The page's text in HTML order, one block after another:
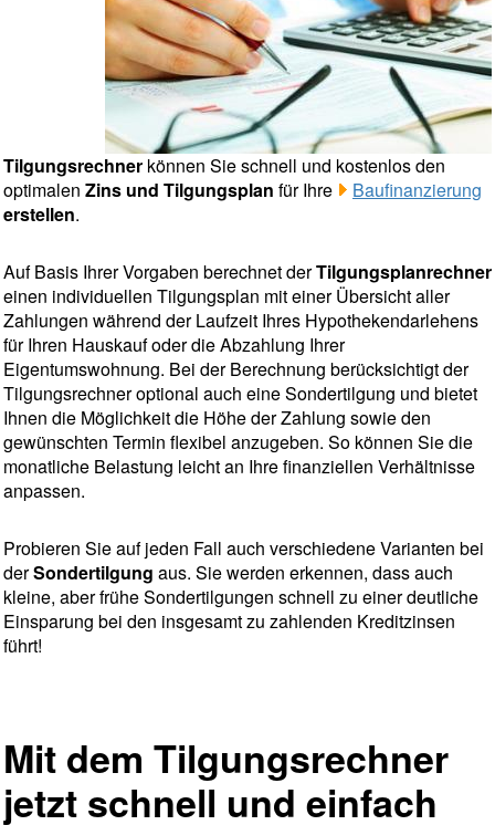
Tilgungsrechner können Sie schnell und kostenlos den
optimalen Zins und Tilgungsplan für Ihre
Baufinanzierung
erstellen.
Auf Basis Ihrer Vorgaben berechnet derTilgungsplanrechner
einen individuellen Tilgungsplan mit einer Übersicht aller
Zahlungen während der Laufzeit Ihres Hypothekendarlehens
für Ihren Hauskauf oder die Abzahlung Ihrer
Eigentumswohnung. Bei der Berechnung berücksichtigt der
Tilgungsrechner optional auch eine Sondertilgung und bietet
Ihnen die Möglichkeit die Höhe der Zahlung sowie den
gewünschten Termin flexibel anzugeben. So können Sie die
monatliche Belastung leicht an Ihre finanziellen Verhältnisse
anpassen.
Probieren Sie auf jeden Fall auch verschiedene Varianten bei
derSondertilgung aus. Sie werden erkennen, dass auch
kleine, aber frühe Sondertilgungen schnell zu einer deutliche
Einsparung bei den insgesamt zu zahlenden Kreditzinsen
führt!
Mit dem Tilgungsrechner
jetzt schnell und einfach